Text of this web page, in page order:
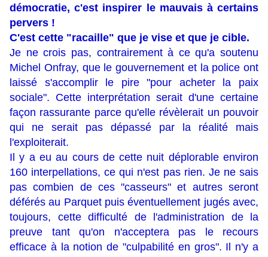
démocratie, c'est inspirer le mauvais à certains
pervers !
C'est cette "racaille" que je vise et que je cible.
Je ne crois pas, contrairement à ce qu'a soutenu
Michel Onfray, que le gouvernement et la police ont
laissé s'accomplir le pire "pour acheter la paix
sociale". Cette interprétation serait d'une certaine
façon rassurante parce qu'elle révèlerait un pouvoir
qui ne serait pas dépassé par la réalité mais
l'exploiterait.
Il y a eu au cours de cette nuit déplorable environ
160 interpellations, ce qui n'est pas rien. Je ne sais
pas combien de ces "casseurs" et autres seront
déférés au Parquet puis éventuellement jugés avec,
toujours, cette difficulté de l'administration de la
preuve tant qu'on n'acceptera pas le recours
efficace à la notion de "culpabilité en gros". Il n'y a